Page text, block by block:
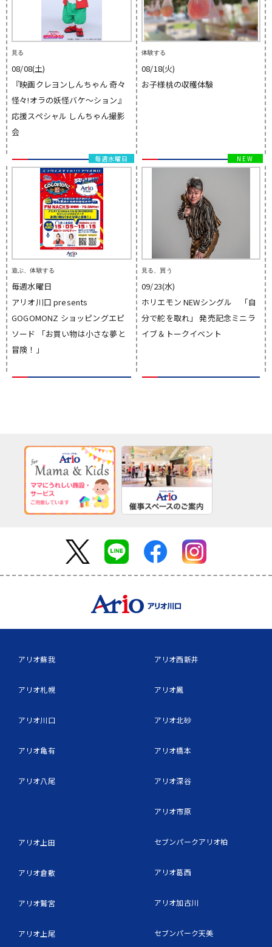
見る
08/08(土)
『映画クレヨンしんちゃん 奇々
怪々!オラの妖怪バケ〜ション』
応援スペシャル しんちゃん撮影
会
体験する
08/18(火)
お子様桃の収穫体験
遊ぶ、体験する
毎週水曜日
アリオ川口 presents
GOGOMONZ ショッピングエピ
ソード 「お買い物は小さな夢と
冒険！」
毎週水曜日
見る、買う
09/23(水)
ホリエモン NEWシングル 「自
分で舵を取れ」 発売記念ミニラ
イブ＆トークイベント
アリオ蘇我
アリオ札幌
アリオ川口
アリオ亀有
アリオ八尾
アリオ上田
アリオ倉敷
アリオ鷲宮
アリオ上尾
アリオ西新井
アリオ鳳
アリオ北砂
アリオ橋本
アリオ深谷
アリオ市原
セブンパークアリオ柏
アリオ葛西
アリオ加古川
セブンパーク天美